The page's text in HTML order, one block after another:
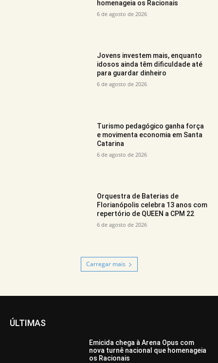
homenageia os Racionais
6 de agosto de 2026
Jovens investem mais, enquanto
idosos ainda têm dificuldade até
para guardar dinheiro
6 de agosto de 2026
Turismo pedagógico ganha força
e movimenta economia em Santa
Catarina
6 de agosto de 2026
Orquestra de Baterias de
Florianópolis celebra 13 anos com
repertório de QUEEN a CPM 22
6 de agosto de 2026
Carregar mais
ÚLTIMAS
Emicida chega à Arena Opus com
nova turnê nacional que homenageia
os Racionais